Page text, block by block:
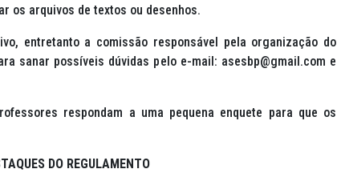
os arquivos de textos ou desenhos.
entretanto a comissão responsável pela organização do
sanar possíveis dúvidas pelo e-mail: asesbp@gmail.com e
respondam a uma pequena enquete para que os
DO REGULAMENTO